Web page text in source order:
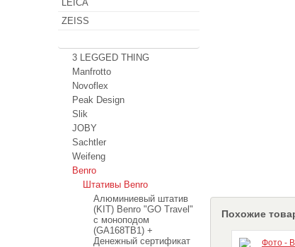
Похожие
LEICA
ZEISS
3 LEGGED THING
Manfrotto
Novoflex
Peak Design
Slik
JOBY
Sachtler
Weifeng
Benro
Штативы Benro
Алюминиевый штатив
(KIT) Benro "GO Travel"
с моноподом
(GA168TB1) +
Денежный сертификат